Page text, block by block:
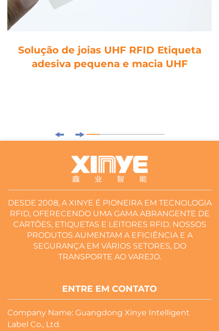
Solução de joias UHF RFID Etiqueta
adesiva pequena e macia UHF
DESDE 2008, A XINYE É PIONEIRA EM TECNOLOGIA
RFID, OFERECENDO UMA GAMA ABRANGENTE DE
CARTÕES, ETIQUETAS E LEITORES RFID. NOSSOS
PRODUTOS AUMENTAM A EFICIÊNCIA E A
SEGURANÇA EM VÁRIOS SETORES, DO
TRANSPORTE AO VAREJO.
ENTRE EM CONTATO
Company Name: Guangdong Xinye Intelligent
Label Co., Ltd.